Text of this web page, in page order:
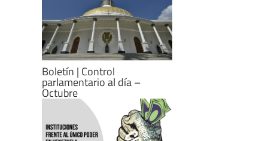
Boletín | Control
parlamentario al día –
Octubre